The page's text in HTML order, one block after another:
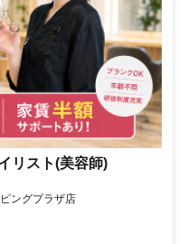
リスト(美容師)
ングプラザ店